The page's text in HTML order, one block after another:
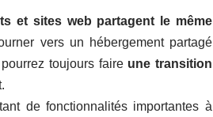
et sites web partagent le même
vers un hébergement partagé
toujours faire une transition
de fonctionnalités importantes à